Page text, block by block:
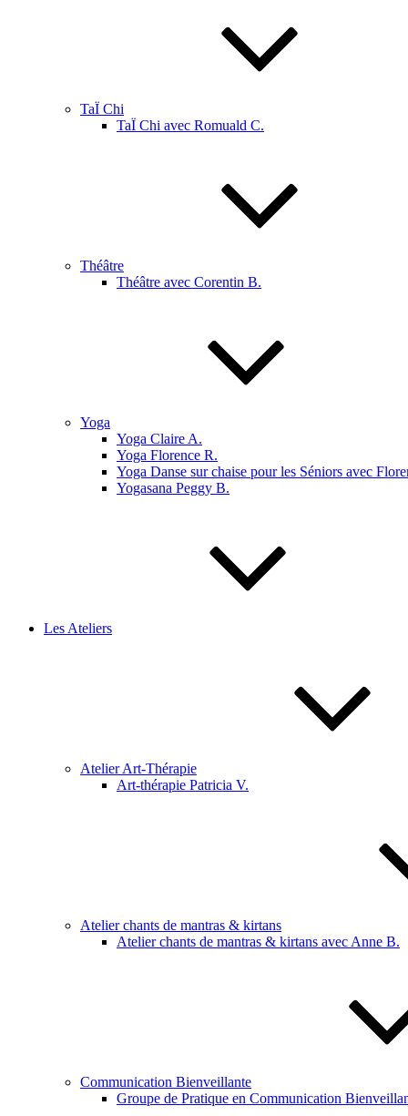
TaÏ Chi
TaÏ Chi avec Romuald C.
Théâtre
Théâtre avec Corentin B.
Yoga
Yoga Claire A.
Yoga Florence R.
Yoga Danse sur chaise pour les Séniors avec
Yogasana Peggy B.
Les Ateliers
Atelier Art-Thérapie
Art-thérapie Patricia V.
Atelier chants de mantras & kirtans
Atelier chants de mantras & kirtans avec Anne B.
Communication Bienveillante
Groupe de Pratique en Communication